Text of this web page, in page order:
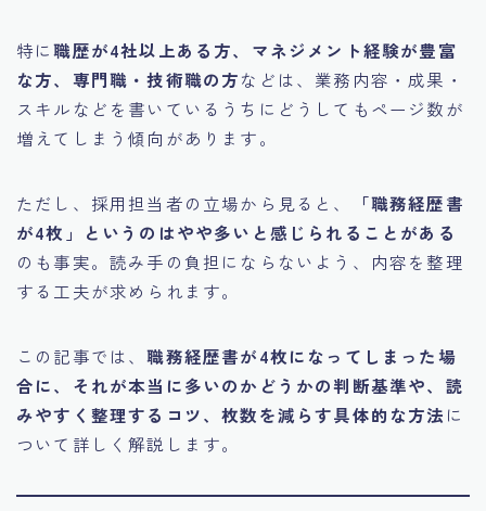
特に職歴が4社以上ある方、マネジメント経験が豊富
な方、専門職・技術職の方などは、業務内容・成果・
スキルなどを書いているうちにどうしてもページ数が
増えてしまう傾向があります。
ただし、採用担当者の立場から見ると、
「職務経歴書
が4枚」というのはやや多いと感じられることがある
のも事実。読み手の負担にならないよう、内容を整理
する工夫が求められます。
この記事では、職務経歴書が4枚になってしまった場
合に、それが本当に多いのかどうかの判断基準や、読
みやすく整理するコツ、枚数を減らす具体的な方法 に
ついて詳しく解説します。